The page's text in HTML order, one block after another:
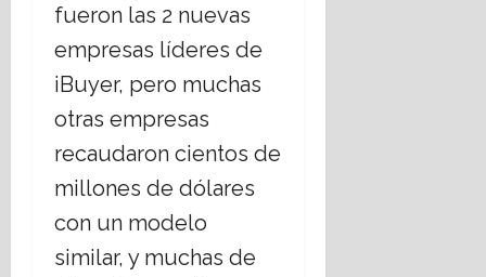
fueron las 2 nuevas
empresas líderes de
iBuyer, pero muchas
otras empresas
recaudaron cientos de
millones de dólares
con un modelo
similar, y muchas de